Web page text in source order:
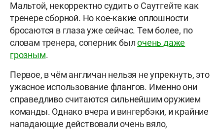
Мальтой, некорректно судить о Саутгейте как
тренере сборной. Но кое-какие оплошности
бросаются в глаза уже сейчас. Тем более, по
словам тренера, соперник былочень даже
грозным.
Первое, в чём англичан нельзя не упрекнуть, это
ужасное использование флангов. Именно они
справедливо считаются сильнейшим оружием
команды. Однако вчера и вингербэки, и крайние
нападающие действовали очень вяло,